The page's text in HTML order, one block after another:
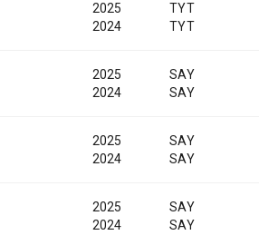
2025
2024
TYT
TYT
2025
2024
SAY
SAY
2025
2024
SAY
SAY
2025
2024
SAY
SAY